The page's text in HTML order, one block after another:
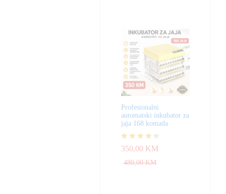
Profesionalni
automatski inkubator za
jaja 168 komada
Ocjenjeno
350,00 KM
480,00KM